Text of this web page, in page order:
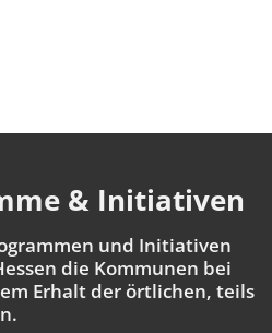
& Initiativen
und Initiativen
die Kommunen bei
Erhalt der örtlichen, teils